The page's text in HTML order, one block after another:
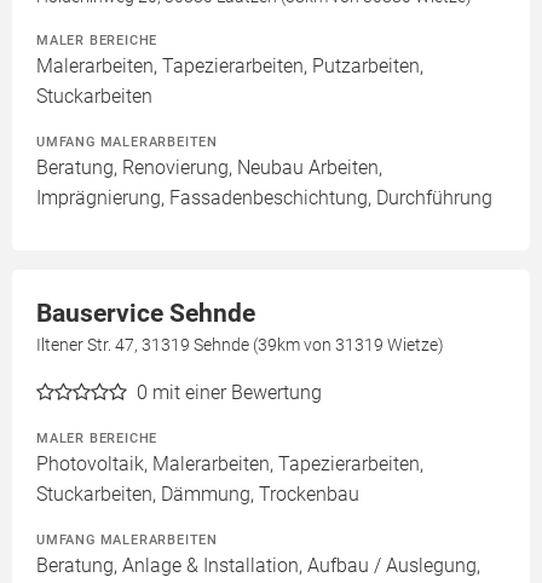
MALER BEREICHE
Malerarbeiten, Tapezierarbeiten, Putzarbeiten,
Stuckarbeiten
UMFANG MALERARBEITEN
Beratung, Renovierung, Neubau Arbeiten,
Imprägnierung, Fassadenbeschichtung, Durchführung
Bauservice Sehnde
Iltener Str. 47, 31319 Sehnde (39km von 31319 Wietze)
0 mit einer Bewertung
MALER BEREICHE
Photovoltaik, Malerarbeiten, Tapezierarbeiten,
Stuckarbeiten, Dämmung, Trockenbau
UMFANG MALERARBEITEN
Beratung, Anlage & Installation, Aufbau / Auslegung,